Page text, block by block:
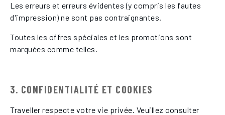
Les erreurs et erreurs évidentes (y compris les fautes
d'impression) ne sont pas contraignantes.
Toutes les offres spéciales et les promotions sont
marquées comme telles.
3. CONFIDENTIALITÉ ET COOKIES
Traveller respecte votre vie privée. Veuillez consulter